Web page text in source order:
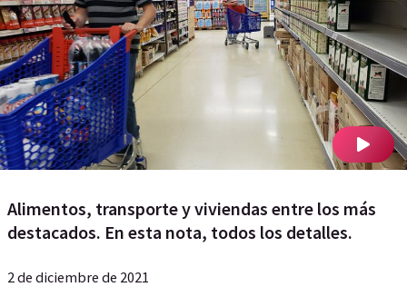
Alimentos, transporte y viviendas entre los más
destacados. En esta nota, todos los detalles.
2 de diciembre de 2021